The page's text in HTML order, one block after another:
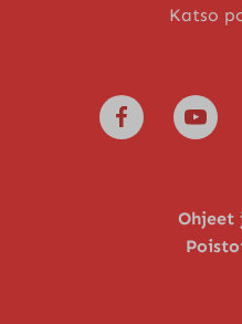
Katso
Ohjeet